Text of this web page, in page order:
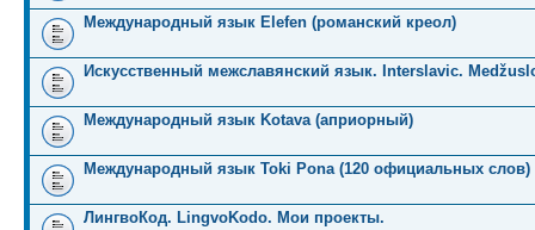
Международный язык Elefen (романский креол)
Искусственный межславянский язык. Interslavic.
Международный язык Kotava (априорный)
Международный язык Toki Pona (120 официальных слов)
ЛингвоКод. LingvoKodo. Мои проекты.